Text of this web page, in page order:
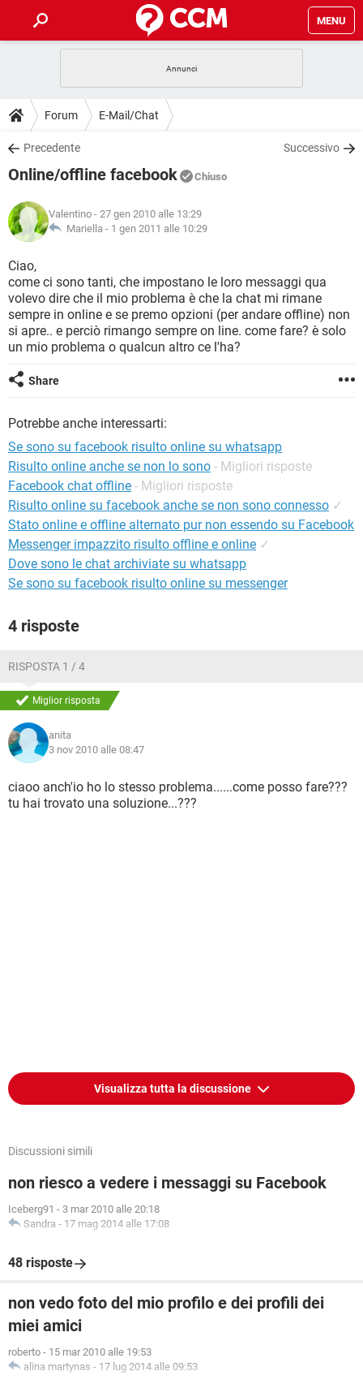
MENU
INTRATTENIMENTO
iOS
INSTAGRAM WHATSAPP
TIKTOK
HARDWARE
GUIDE
COVID-19
INSTAGRAM WHATSAPP
TIKTOK
HARDWARE
DOWNLOAD
COVID-19 GAMING
INTRATTENIMENTO
iOS WINDOWS 10
INSTAGRAM
TIKTOK FACEBOOK
HARDWARE
COVID-19 GAMING
INTRATTENIMENTO
iOS
INSTAGRAM WHATSAPP
TIKTOK FACEBOOK
HARDWARE
GLOSSARIO
COVID-19
INTRATTENIMENTO ANDROID
iOS WINDOWS 10
INSTAGRAM WHATSAPP
TIKTOK
Forum E-Mail/Chat
Precedente Successivo
Online/offline facebook Chiuso
Valentino - 27 gen 2010 alle 13:29
Mariella - 1 gen 2011 alle 10:29
Ciao,
come ci sono tanti, che impostano le loro messaggi qua
volevo dire che il mio problema è che la chat mi rimane
sempre in online e se premo opzioni (per andare offline) non
si apre.. e perciò rimango sempre on line. come fare? è solo
un mio problema o qualcun altro ce l'ha?
Share
Potrebbe anche interessarti:
Se sono su facebook risulto online su whatsapp
Risulto online anche se non lo sono - Migliori risposte
Facebook chat offline - Migliori risposte
Risulto online su facebook anche se non sono connesso ✓
Stato online e offline alternato pur non essendo su Facebook
Messenger impazzito risulto offline e online ✓
Dove sono le chat archiviate su whatsapp
Se sono su facebook risulto online su messenger
4 risposte
RISPOSTA 1 / 4
Miglior risposta
anita
3 nov 2010 alle 08:47
ciaoo anch'io ho lo stesso problema......come posso fare???
tu hai trovato una soluzione...???
Visualizza tutta la discussione
Discussioni simili
non riesco a vedere i messaggi su Facebook
Iceberg91 - 3 mar 2010 alle 20:18
Sandra - 17 mag 2014 alle 17:08
48 risposte
non vedo foto del mio profilo e dei profili dei
miei amici
roberto - 15 mar 2010 alle 19:53
alina martynas - 17 lug 2014 alle 09:53